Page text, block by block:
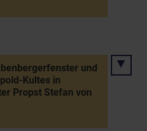
und
Kultes in
Propst Stefan von